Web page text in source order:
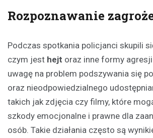
Rozpoznawanie
Podczas spotkania policjanci skupili
czym jest hejt oraz inne formy
uwagę na problem podszywania się
oraz nieodpowiedzialnego
takich jak zdjęcia czy filmy, które
szkody emocjonalne i prawne dla
osób. Takie działania często są